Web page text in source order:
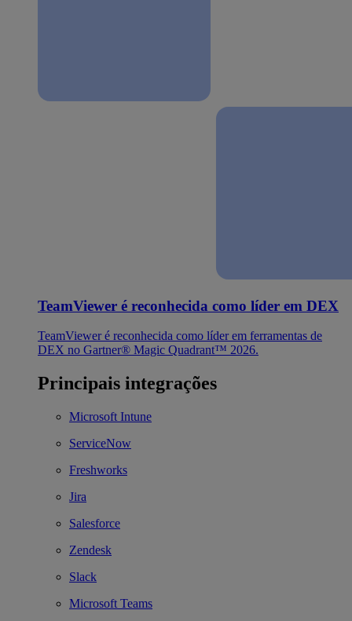
TeamViewer é reconhecida como líder em DEX
TeamViewer é reconhecida como líder em ferramentas de
DEX no Gartner® Magic Quadrant™ 2026.
Principais integrações
Microsoft Intune
ServiceNow
Freshworks
Jira
Salesforce
Zendesk
Slack
Microsoft Teams